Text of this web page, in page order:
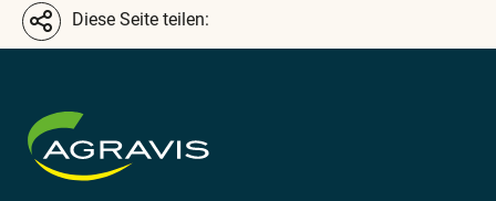
Diese Seite teilen: